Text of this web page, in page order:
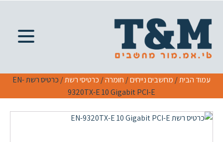
עמוד הבית/ מחשבים נייחים/ חומרה/ כרטיסי רשת
/ כרטיס רשת EN-
9320TX-E 10 Gigabit PCI-E